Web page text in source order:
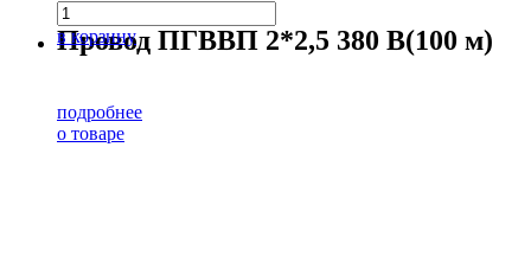
в корзину
Провод ПГВВП 2*2,5 380 В(100 м)
подробнее
о товаре